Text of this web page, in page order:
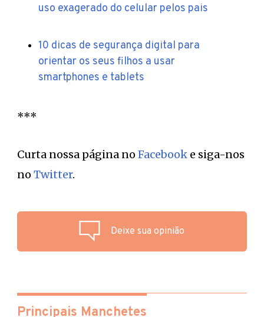
uso exagerado do celular pelos pais
10 dicas de segurança digital para
orientar os seus filhos a usar
smartphones e tablets
***
Curta nossa página no Facebook e siga-nos
no Twitter.
Deixe sua opinião
Principais Manchetes